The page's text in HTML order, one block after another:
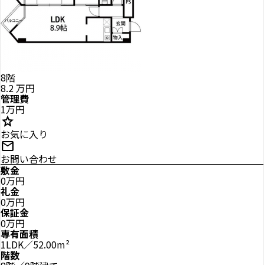
8階
8.2万円
管理費
1万円
star
お気に入り
mail
お問い合わせ
敷金
0万円
礼金
0万円
保証金
0万円
専有面積
1LDK／52.00m²
階数